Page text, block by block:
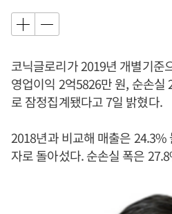
코닉글로리가 2019년 개별기준
영업이익 2억5826만 원, 순손실
로 잠정집계됐다고 7일 밝혔다.
2018년과 비교해 매출은 24.3%
자로 돌아섰다. 순손실 폭은